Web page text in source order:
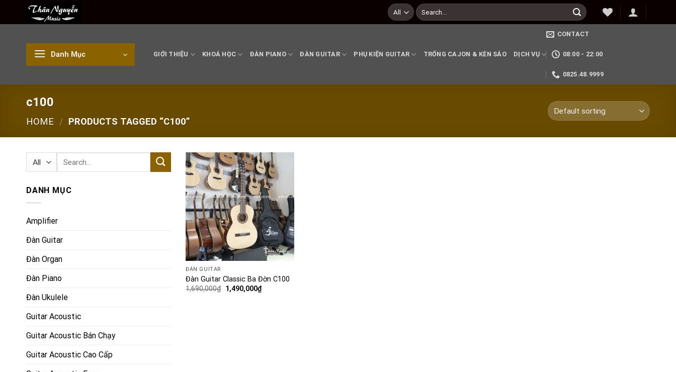
Search
for:
Danh Mục GIỚI THIỆU KHOÁ HỌC ĐÀN PIANO ĐÀN GUITAR PHỤ KIỆN GUITAR TRỐNG CAJON & KÈN SÁO DỊCH VỤ
CONTACT
08:00 - 22:00
0825.48.9999
c100
HOME / PRODUCTS TAGGED “C100”
Search
DANH MỤC
Amplifier
Đàn Guitar
Đàn Organ
Đàn Piano
Đàn Ukulele
Guitar Acoustic
Guitar Acoustic Bán Chạy
Guitar Acoustic Cao Cấp
Add to
wishlist
ĐÀN GUITAR
Đàn Guitar Classic Ba Đờn C100
1,690,000₫ 1,490,000₫